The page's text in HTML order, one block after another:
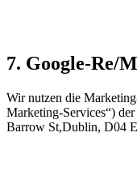
7. Google-Re/
Wir nutzen die
Marketing-Services“)
Barrow St,Dublin, D04